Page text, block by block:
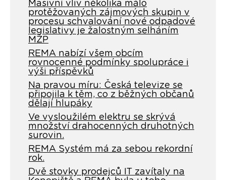
Masivní vliv několika málo
protěžovaných zájmových skupin v
procesu schvalování nové odpadové
legislativy je žalostným selháním
MŽP
REMA nabízí všem obcím
rovnocenné podmínky spolupráce i
výši příspěvků
Na pravou míru: Česká televize se
připojila k těm, co z běžných občanů
dělají hlupáky
Ve vysloužilém elektru se skrývá
množství drahocenných druhotných
surovin.
REMA Systém má za sebou rekordní
rok.
Dvě stovky prodejců IT zavítaly na